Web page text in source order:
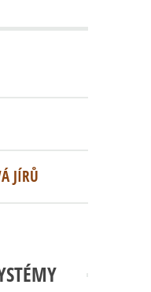
JÍRŮ